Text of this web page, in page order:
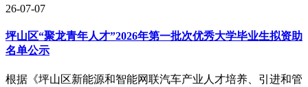
26-07-07
坪山区“聚龙青年人才”2026年第一批次优秀大学毕业生拟资助
名单公示
根据《坪山区新能源和智能网联汽车产业人才培养、引进和管